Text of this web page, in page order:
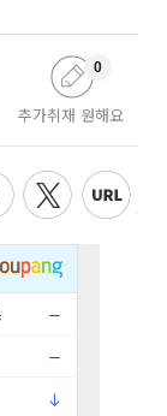
추가취재 원해요
0